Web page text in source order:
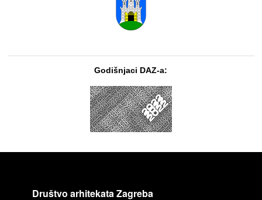
Godišnjaci DAZ-a:
Društvo arhitekata Zagreba